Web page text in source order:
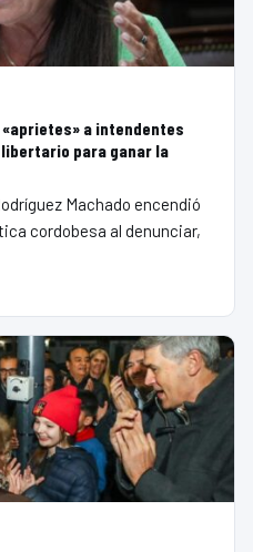
«aprietes» a intendentes
para ganar la
Machado encendió
cordobesa al denunciar,